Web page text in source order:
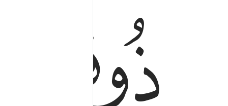
ذُوقُوا۟ فِتْنَتَكُمْ هَـٰذَا ٱلَّذِى كُنتُم بِهِۦ تَسْتَعْجِلُونَ ١٤
ﱣ